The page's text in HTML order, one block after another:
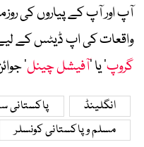
آپ اور آپ کے پیاروں کی
واقعات کی اپ ڈیٹس کے لیے
گروپ‘ یا ’آفیشل چینل‘
انگلینڈ
پاکستانی
مسلم و پاکستانی کونسلر